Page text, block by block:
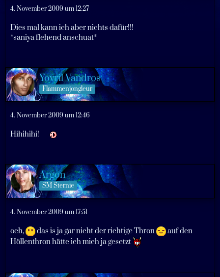
4. November 2009 um 12:27
Dies mal kann ich aber nichts dafür!!!
*saniya flehend anschuat*
Yovril Vandros
Flammenjongleur
4. November 2009 um 12:46
Hihihihi!
Argon
SM Sternie
4. November 2009 um 17:51
och, das is ja gar nicht der richtige Thron
auf den
Höllenthron hätte ich mich ja gesetzt